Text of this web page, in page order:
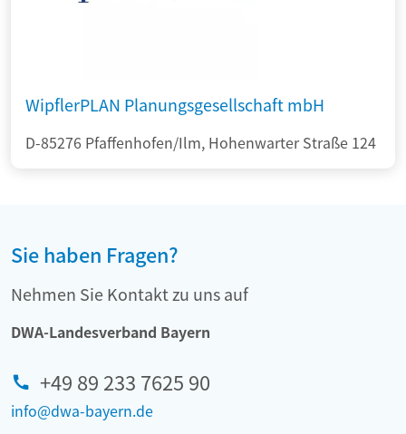
WipflerPLAN Planungsgesellschaft mbH
D-85276 Pfaffenhofen/Ilm, Hohenwarter Straße 124
Sie haben Fragen?
Nehmen Sie Kontakt zu uns auf
DWA-Landesverband Bayern
+49 89 233 7625 90
info@dwa-bayern.de